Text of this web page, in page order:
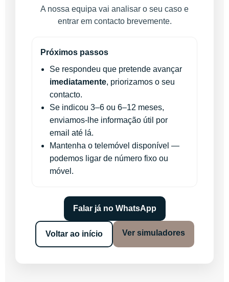
A nossa equipa vai analisar o seu caso e
entrar em contacto brevemente.
Próximos passos
Se respondeu que pretende avançar
imediatamente, priorizamos o seu
contacto.
Se indicou 3–6 ou 6–12 meses,
enviamos-lhe informação útil por
email até lá.
Mantenha o telemóvel disponível —
podemos ligar de número fixo ou
móvel.
Falar já no WhatsApp
Voltar ao início Ver simuladores